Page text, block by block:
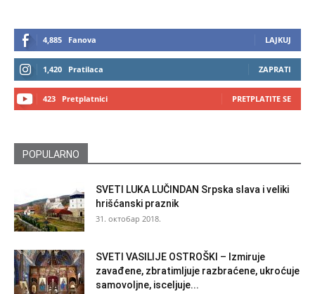
4,885 Fanova LAJKUJ
1,420 Pratilaca ZAPRATI
423 Pretplatnici PRETPLATITE SE
POPULARNO
SVETI LUKA LUČINDAN Srpska slava i veliki
hrišćanski praznik
31. октобар 2018.
SVETI VASILIJE OSTROŠKI – Izmiruje
zavađene, zbratimljuje razbraćene, ukroćuje
samovoljne, isceljuje...